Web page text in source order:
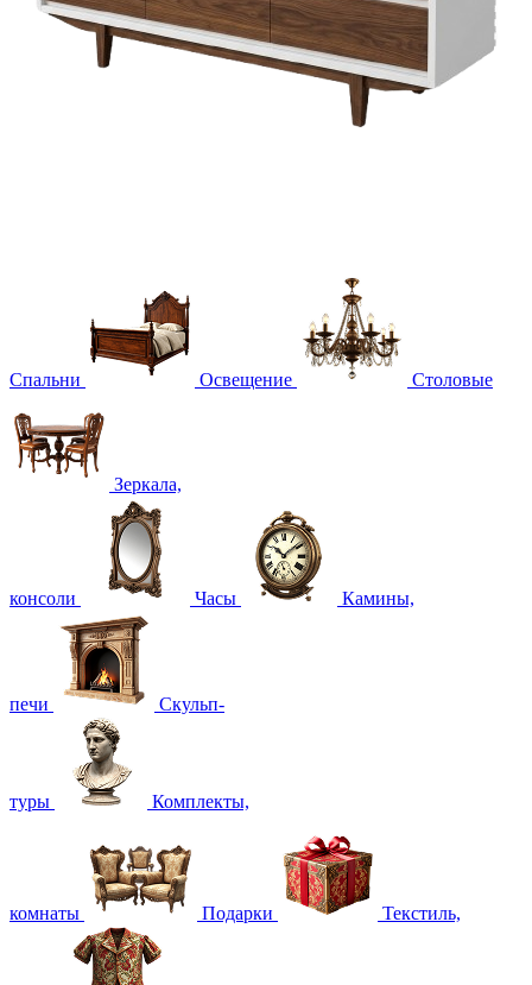
Спальни Освещение Столовые
Зеркала,
консоли Часы Камины,
печи Скульп-
туры Комплекты,
комнаты Подарки Текстиль,